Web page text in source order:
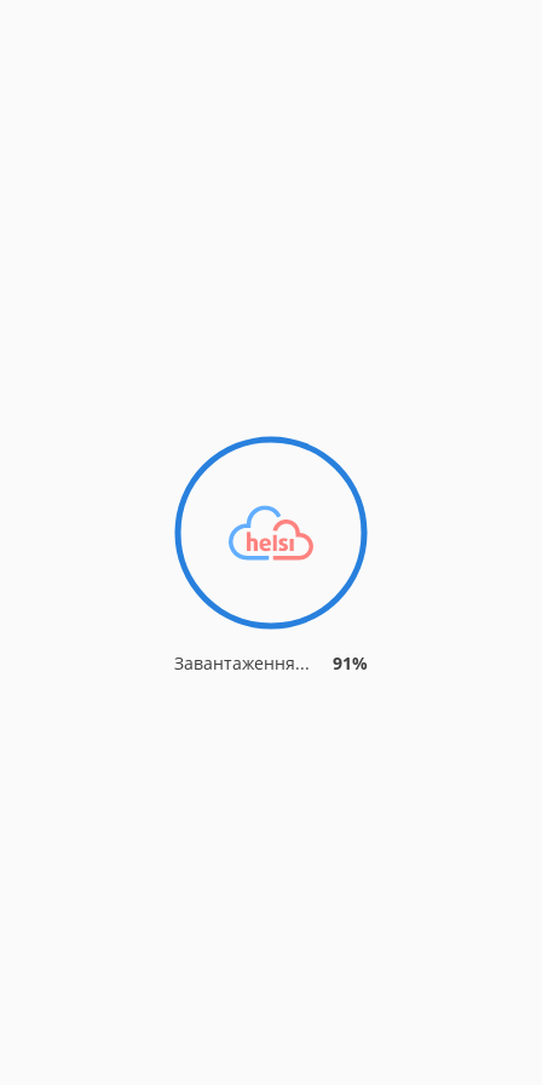
Завантаження... 91%